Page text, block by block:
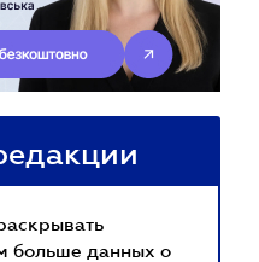
больше данных о